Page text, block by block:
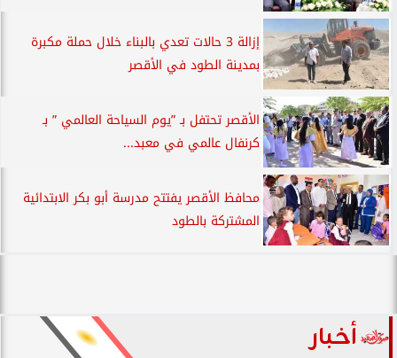
إزالة 3 حالات تعدي بالبناء خلال حملة مكبرة
بمدينة الطود في الأقصر
الأقصر تحتفل بـ ”يوم السياحة العالمي ” بـ
كرنفال عالمي في معبد...
محافظ الأقصر يفتتح مدرسة أبو بكر الابتدائية
المشتركة بالطود
أخبار